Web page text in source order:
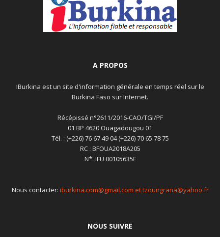
A PROPOS
IBurkina est un site d'information générale en temps réel sur le
Burkina Faso sur Internet.
Récépissé n°2611/2016-CAO/TGI/PF
01 BP 4620 Ouagadougou 01
Tél. : (+226) 76 67 49 04 (+226) 70 65 78 75
RC : BFOUA2018A205
N*. IFU 00105635F
Nous contacter: iburkina.com@gmail.com et tzoungrana@yahoo.fr
NOUS SUIVRE